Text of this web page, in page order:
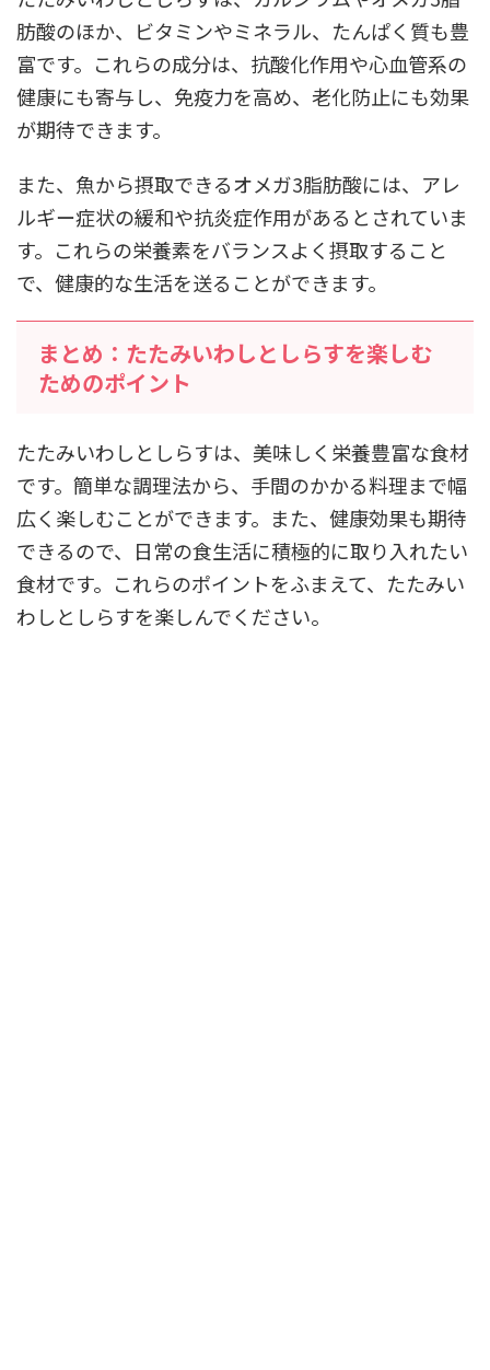
肪酸のほか、ビタミンやミネラル、たんぱく質も豊
富です。これらの成分は、抗酸化作用や心血管系の
健康にも寄与し、免疫力を高め、老化防止にも効果
が期待できます。
また、魚から摂取できるオメガ3脂肪酸には、アレ
ルギー症状の緩和や抗炎症作用があるとされていま
す。これらの栄養素をバランスよく摂取すること
で、健康的な生活を送ることができます。
まとめ：たたみいわしとしらすを楽しむ
ためのポイント
たたみいわしとしらすは、美味しく栄養豊富な食材
です。簡単な調理法から、手間のかかる料理まで幅
広く楽しむことができます。また、健康効果も期待
できるので、日常の食生活に積極的に取り入れたい
食材です。これらのポイントをふまえて、たたみい
わしとしらすを楽しんでください。